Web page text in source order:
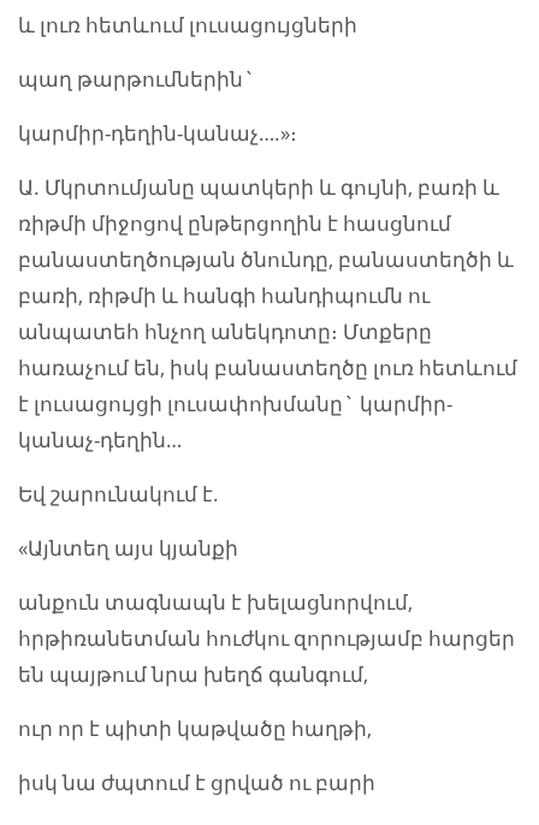
և լուռ հետևում լուսացույցների
պաղ թարթումներին`
կարմիր-դեղին-կանաչ….»։
Ա. Մկրտումյանը պատկերի և գույնի, բառի և
ռիթմի միջոցով ընթերցողին է հասցնում
բանաստեղծության ծնունդը, բանաստեղծի և
բառի, ռիթմի և հանգի հանդիպումն ու
անպատեհ հնչող անեկդոտը։ Մտքերը
հառաչում են, իսկ բանաստեղծը լուռ հետևում
է լուսացույցի լուսափոխմանը` կարմիր-
կանաչ-դեղին…
Եվ շարունակում է.
«Այնտեղ այս կյանքի
անքուն տագնապն է խելացնորվում,
հրթիռանետման հուժկու զորությամբ հարցեր
են պայթում նրա խեղճ գանգում,
ուր որ է պիտի կաթվածը հաղթի,
իսկ նա ժպտում է ցրված ու բարի